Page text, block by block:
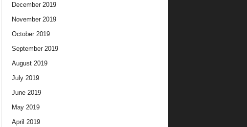
December 2019
November 2019
October 2019
September 2019
August 2019
July 2019
June 2019
May 2019
April 2019